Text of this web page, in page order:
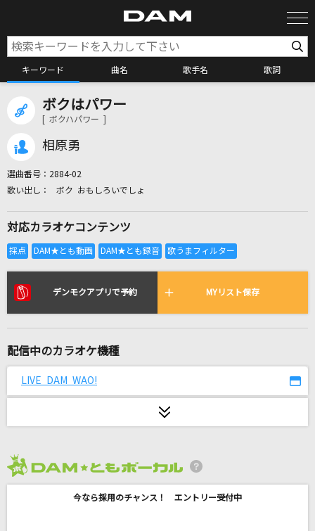
キーワード 曲名 歌手名 歌詞
カラオケ検索
全国りれき
リアルタイムで歌われている曲の一覧
[生音]ストロー
サバイバル
ボクはパワー
[ ボクハパワー ]
相原勇
選曲番号： 2884-02
ボク おもしろいでしょ
対応カラオケコンテンツ
デンモクアプリで予約 MYリスト保存
配信中のカラオケ機種
LIVE DAM WAO!
今なら採用のチャンス！ エントリー受付中